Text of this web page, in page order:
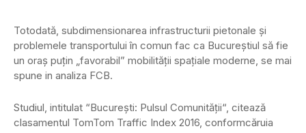
Totodată, subdimensionarea infrastructurii pietonale şi
problemele transportului în comun fac ca Bucureştiul să fie
un oraş puţin „favorabil” mobilităţii spaţiale moderne, se mai
spune in analiza FCB.
Studiul, intitulat “Bucureşti: Pulsul Comunităţii“, citează
clasamentul TomTom Traffic Index 2016, conformcăruia